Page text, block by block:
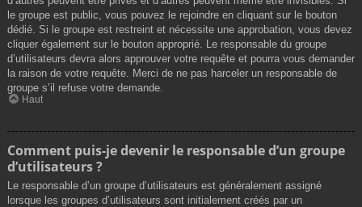
le groupe est public, vous pouvez le rejoindre en cliquant sur le bouton
dédié. Si le groupe est restreint et nécessite une approbation, vous devez
cliquer également sur le bouton approprié. Le responsable du groupe
d’utilisateurs devra alors approuver votre requête et pourra vous demander
la raison de votre requête. Merci de ne pas harceler un responsable de
groupe s’il refuse votre demande.
Haut
Comment puis-je devenir le responsable d’un groupe
d’utilisateurs ?
Le responsable d’un groupe d’utilisateurs est généralement assigné
lorsque les groupes d’utilisateurs sont initialement créés par un